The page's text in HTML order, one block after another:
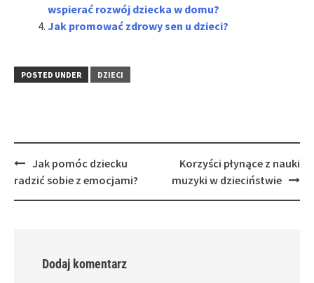
wspierać rozwój dziecka w domu?
Jak promować zdrowy sen u dzieci?
POSTED UNDER DZIECI
Post
navigation
Jak pomóc dziecku
radzić sobie z emocjami?
Korzyści płynące z nauki
muzyki w dzieciństwie
Dodaj komentarz